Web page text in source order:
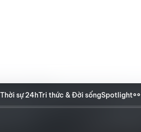
Thời sự 24hTri thức & Đời sốngSpotlight